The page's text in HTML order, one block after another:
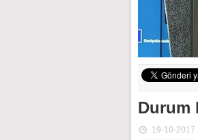
Durum
19-10-2017